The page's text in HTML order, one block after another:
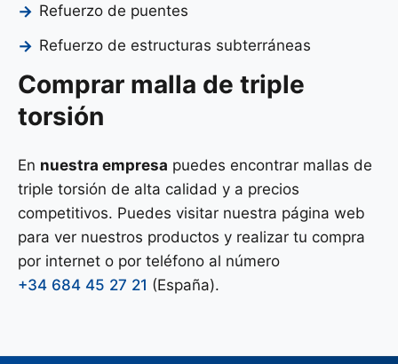
Refuerzo de puentes
Refuerzo de estructuras subterráneas
Comprar malla de triple
torsión
En nuestra empresa puedes encontrar mallas de
triple torsión de alta calidad y a precios
competitivos. Puedes visitar nuestra página web
para ver nuestros productos y realizar tu compra
por internet o por teléfono al número
+34 684 45 27 21 (España).